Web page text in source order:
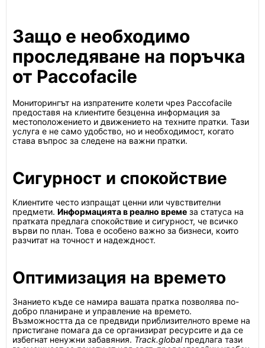
Защо е необходимо
проследяване на поръчка
от Paccofacile
Мониторингът на изпратените колети чрез Paccofacile
предоставя на клиентите безценна информация за
местоположението и движението на техните пратки. Тази
услуга е не само удобство, но и необходимост, когато
става въпрос за следене на важни пратки.
Сигурност и спокойствие
Клиентите често изпращат ценни или чувствителни
предмети. Информацията в реално време за статуса на
пратката предлага спокойствие и сигурност, че всичко
върви по план. Това е особено важно за бизнеси, които
разчитат на точност и надеждност.
Оптимизация на времето
Знанието къде се намира вашата пратка позволява по-
добро планиране и управление на времето.
Възможността да се предвиди приблизителното време на
пристигане помага да се организират ресурсите и да се
избегнат ненужни забавяния. Track.globalпредлага тази